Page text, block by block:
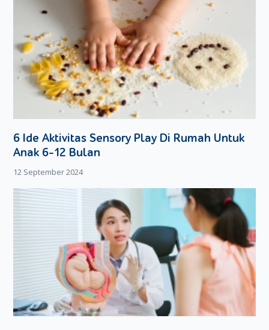
pompa manual dan otomatis.
Jika Moms menggunakan alat pompa manual, Moms bisa
memompa ASI dengan mengikuti langkah-langkah berikut:
Pastikan Moms sudah mencuci tangan sampai bersih.
Pijat payudara dengan gerakan pijatan seperti
memompa. Pastikan Moms memijat payudaranya
selembut mungkin.
Letakkan corong alat pompa manual ke payudara yang
sudah dipijat.
Tekan pegangan pompa manual untuk memulai proses
Lakukan gerakan memompa ASI dengan hitungan
seperti saat Si Kecil menyusui langsung dari payudara
Ulangi gerakan memompa ASI sampai jumlah ASI sudah
cukup atau payudara mulai terasa kosong.
Sementara itu, Moms yang menggunakan alat pompa
otomatis bisa mengikuti langkah-langkah di bawah ini:
Pastikan Moms sudah mencuci tangan sampai bersih.
Pijat payudara dengan lembut dan dengan
6 Ide Aktivitas Sensory Play Di Rumah Untuk
Anak 6-12 Bulan
12 September 2024